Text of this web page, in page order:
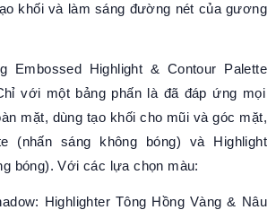
khối và làm sáng đường nét của gương
Embossed Highlight & Contour Palette
với một bảng phấn là đã đáp ứng mọi
mặt, dùng tạo khối cho mũi và góc mặt,
(nhấn sáng không bóng) và Highlight
bóng). Với các lựa chọn màu:
Highlighter Tông Hồng Vàng & Nâu